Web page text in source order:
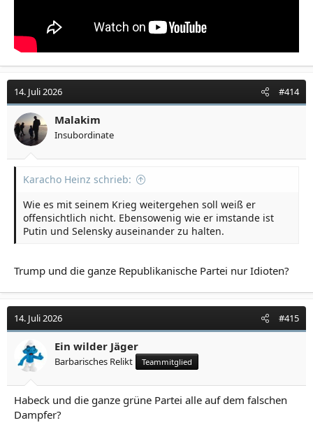
14. Juli 2026 #414
Malakim
Insubordinate
Karacho Heinz schrieb:
Wie es mit seinem Krieg weitergehen soll weiß er
offensichtlich nicht. Ebensowenig wie er imstande ist
Putin und Selensky auseinander zu halten.
Trump und die ganze Republikanische Partei nur Idioten?
14. Juli 2026 #415
Ein wilder Jäger
Barbarisches Relikt Teammitglied
Habeck und die ganze grüne Partei alle auf dem falschen
Dampfer?